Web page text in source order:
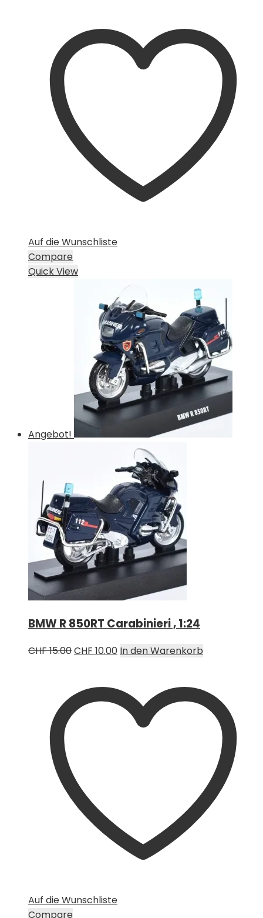
Auf die Wunschliste
Compare
Quick View
Angebot!
BMW R 850RT Carabinieri , 1:24
CHF15.00Ursprünglicher
CHF 15.00
CHF 10.00Aktueller
CHF 10.00.
In den Warenkorb
Auf die Wunschliste
Compare